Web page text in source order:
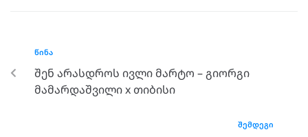
ᲬᲘᲜᲐ
შენ არასდროს ივლი მარტო – გიორგი
მამარდაშვილი x თიბისი
ᲨᲔᲛᲓᲔᲒᲘ